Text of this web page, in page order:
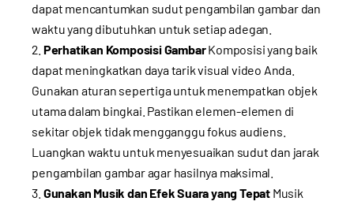
dapat mencantumkan sudut pengambilan gambar dan
waktu yang dibutuhkan untuk setiap adegan.
Perhatikan Komposisi GambarKomposisi yang baik
dapat meningkatkan daya tarik visual video Anda.
Gunakan aturan sepertiga untuk menempatkan objek
utama dalam bingkai. Pastikan elemen-elemen di
sekitar objek tidak mengganggu fokus audiens.
Luangkan waktu untuk menyesuaikan sudut dan jarak
pengambilan gambar agar hasilnya maksimal.
Gunakan Musik dan Efek Suara yang TepatMusik